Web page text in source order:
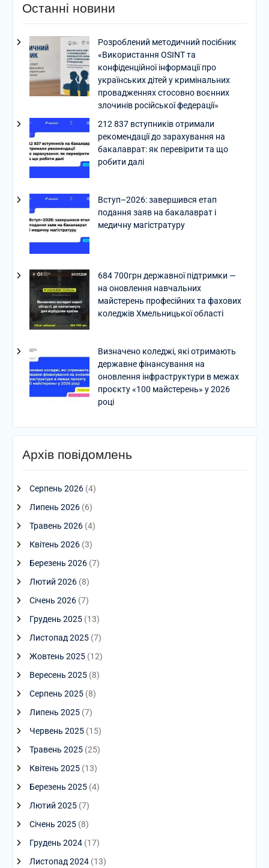
Останні новини
Розроблений методичний посібник
«Використання OSINT та
конфіденційної інформації про
українських дітей у кримінальних
провадженнях стосовно воєнних
злочинів російської федерації»
212 837 вступників отримали
рекомендації до зарахування на
бакалаврат: як перевірити та що
робити далі
Вступ–2026: завершився етап
подання заяв на бакалаврат і
медичну магістратуру
684 700грн державної підтримки —
на оновлення навчальних
майстерень професійних та фахових
коледжів Хмельницької області
Визначено коледжі, які отримають
державне фінансування на
оновлення інфраструктури в межах
проєкту «100 майстерень» у 2026
році
Архів повідомлень
Серпень 2026(4)
Липень 2026(6)
Травень 2026(4)
Квітень 2026(3)
Березень 2026(7)
Лютий 2026(8)
Січень 2026(7)
Грудень 2025(13)
Листопад 2025(7)
Жовтень 2025(12)
Вересень 2025(8)
Серпень 2025(8)
Липень 2025(7)
Червень 2025(15)
Травень 2025(25)
Квітень 2025(13)
Березень 2025(4)
Лютий 2025(7)
Січень 2025(8)
Грудень 2024(17)
Листопад 2024(13)